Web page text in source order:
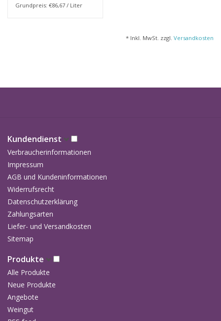
Grundpreis: €86,67 / Liter
* Inkl. MwSt. zzgl. Versandkosten
Kundendienst
Verbraucherinformationen
Impressum
AGB und Kundeninformationen
Widerrufsrecht
Datenschutzerklärung
Zahlungsarten
Liefer- und Versandkosten
Sitemap
Produkte
Alle Produkte
Neue Produkte
Angebote
Weingut